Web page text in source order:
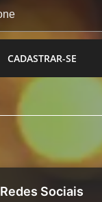
CADASTRAR-SE
Redes Sociais